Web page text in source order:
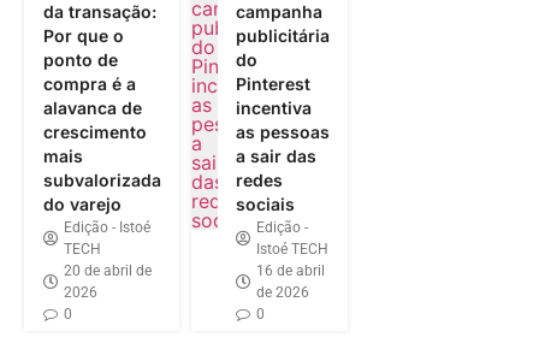
da transação:
Por que o
ponto de
compra é a
alavanca de
crescimento
mais
subvalorizada
do varejo
Edição - Istoé
TECH
20 de abril de
2026
0
campanha
publicitária
do
Pinterest
incentiva
as pessoas
a sair das
redes
sociais
Edição -
Istoé TECH
16 de abril
de 2026
0